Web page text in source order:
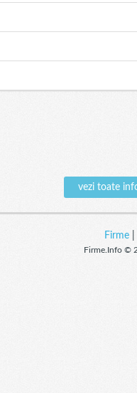
vezi toate
Firme|
Firme.Info ©